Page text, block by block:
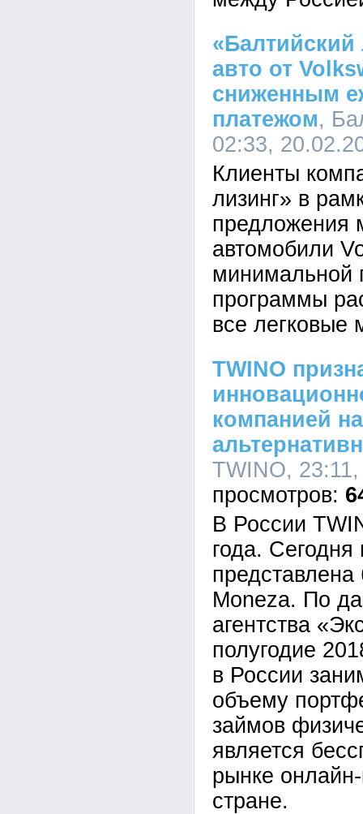
«Балтийский
авто от
сниженным
платежом,
02:33,
Клиенты
лизинг» в
предложения
автомобили
минимальной
программы
все
TWINO
компанией
TWINO,
В России
года.
Moneza. По
агентства
полугодие
в России
объему
займов
является
рынке
стране.